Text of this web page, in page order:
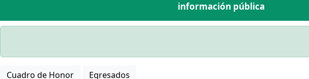
información pública
Cuadro de Honor Egresados